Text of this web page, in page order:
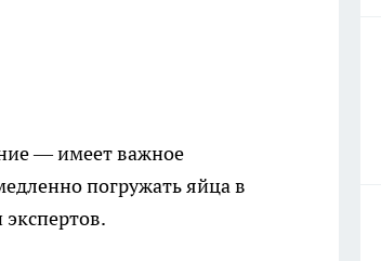
— имеет важное
погружать яйца в